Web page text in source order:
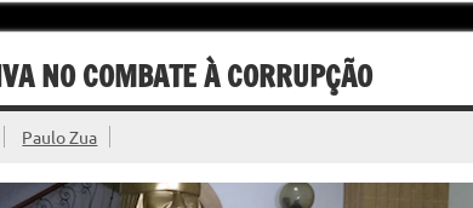
NO COMBATE À CORRUPÇÃO
Paulo Zua